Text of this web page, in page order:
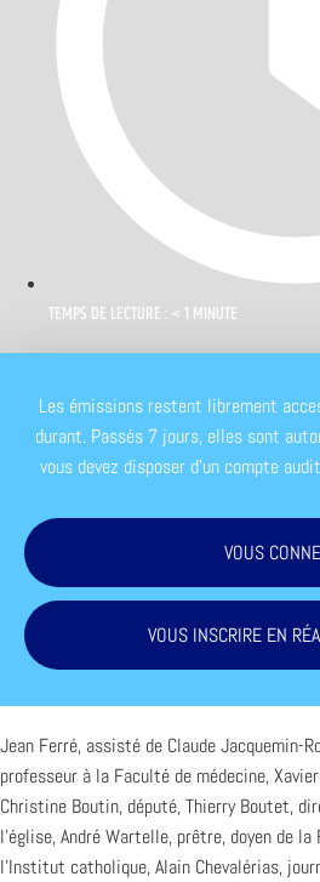
TEMPS DE LECTURE : < 1 MINUTE
Les émissions restent librement
durant. Passés 7 jours, elles sont
vous devez disposer d'un compte
VOUS
VOUS INSCRIRE EN
Jean Ferré, assisté de Claude Jacquemin-
professeur à la Faculté de médecine,
Christine Boutin, député, Thierry Boutet,
l’église, André Wartelle, prêtre, doyen de
l’Institut catholique, Alain Chevalérias,